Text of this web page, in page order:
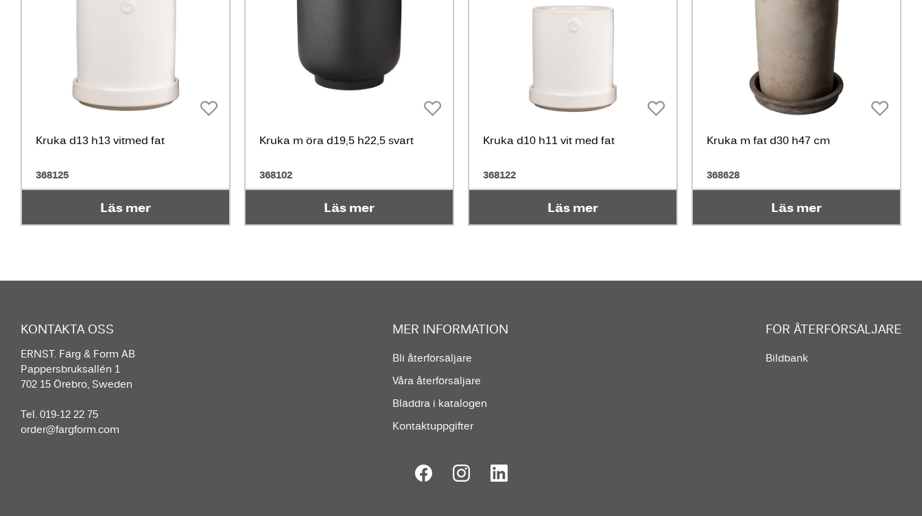
Kruka d13 h13 vitmed fat
368125
Läs mer
Kruka m öra d19,5 h22,5 svart
368102
Läs mer
Kruka d10 h11 vit med fat
368122
Läs mer
Kruka m fat d30 h47 cm
368628
Läs mer
KONTAKTA OSS
ERNST. Färg & Form AB
Pappersbruksallén 1
702 15 Örebro, Sweden
Tel. 019-12 22 75
order@fargform.com
MER INFORMATION
Bli återförsäljare
Våra återförsäljare
Bläddra i katalogen
Kontaktuppgifter
FÖR ÅTERFÖRSÄLJARE
Bildbank